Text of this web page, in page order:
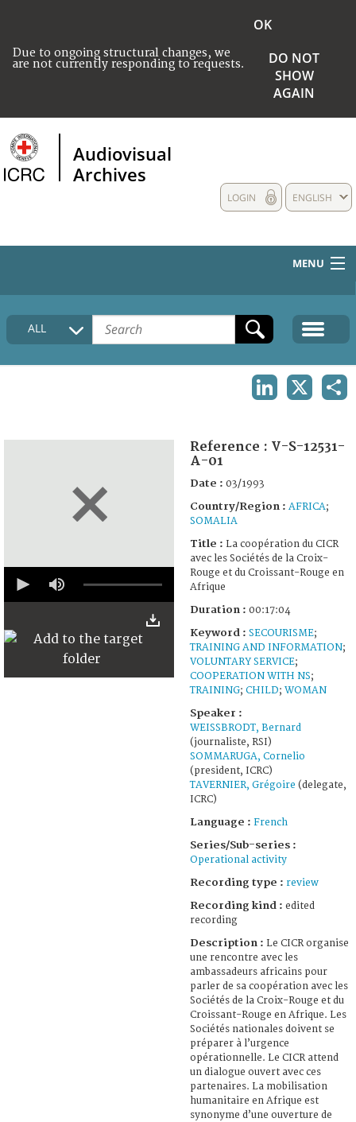
Due to ongoing structural changes, we
are not currently responding to requests.
OK
DO NOT
SHOW
AGAIN
Audiovisual
Archives
ENGLISH
LOGIN
MENU
HOME
COLLECTIONS DESCRIPTION
ALL
seconds
4
Reference : V-S-12531-
A-01
Date : 03/1993
Country/Region : AFRICA;
SOMALIA
Title : La coopération du CICR
avec les Sociétés de la Croix-
Rouge et du Croissant-Rouge en
Afrique
Duration : 00:17:04
Keyword : SECOURISME;
TRAINING AND INFORMATION;
VOLUNTARY SERVICE;
COOPERATION WITH NS;
TRAINING; CHILD; WOMAN
Speaker :
WEISSBRODT, Bernard
(journaliste, RSI)
SOMMARUGA, Cornelio
(president, ICRC)
TAVERNIER, Grégoire (delegate,
ICRC)
Language : French
Series/Sub-series :
Operational activity
Recording type : review
Recording kind : edited
recording
Description : Le CICR organise
une rencontre avec les
ambassadeurs africains pour
parler de sa coopération avec les
Sociétés de la Croix-Rouge et du
Croissant-Rouge en Afrique. Les
Sociétés nationales doivent se
préparer à l’urgence
opérationnelle. Le CICR attend
un dialogue ouvert avec ces
partenaires. La mobilisation
humanitaire en Afrique est
synonyme d’une ouverture de